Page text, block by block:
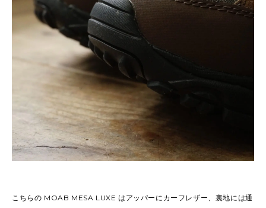
こちらの MOAB MESA LUXE はアッパーにカーフレザー、裏地には通